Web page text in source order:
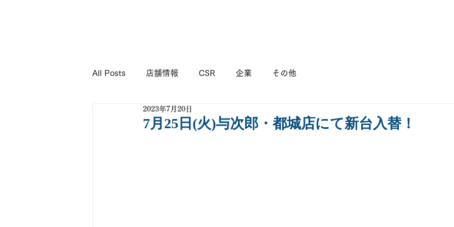
All Posts 店舗情報 CSR 企業 その他
7月25日(火)与次郎・都城店にて新台入替！
2023年7月20日